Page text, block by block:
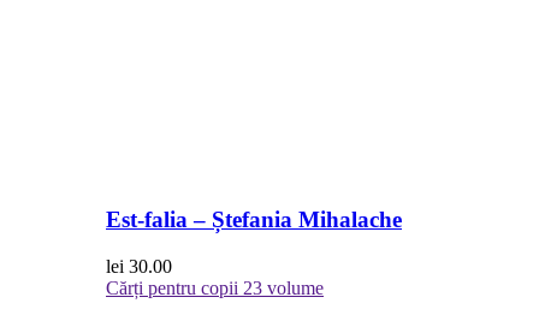
Est-falia – Ștefania Mihalache
lei 30.00
Cărți pentru copii 23 volume